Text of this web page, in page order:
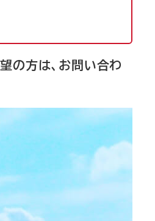
の方は、お問い合わ